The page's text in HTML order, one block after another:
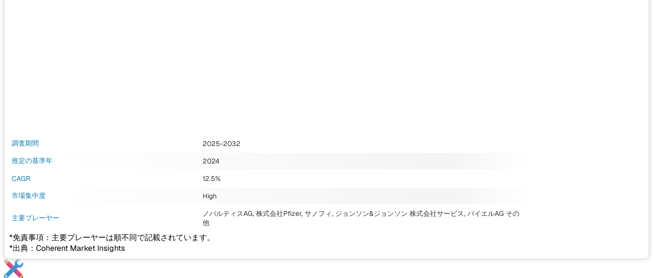
調査期間
2025-2032
推定の基準年
2024
CAGR
12.5%
市場集中度
High
主要プレーヤー ノバルティスAG, 株式会社Pfizer, サノフィ, ジョンソン&ジョンソン 株式会社サービス, バイエルAG その
他
*免責事項：主要プレーヤーは順不同で記載されています。
*出典：Coherent Market Insights